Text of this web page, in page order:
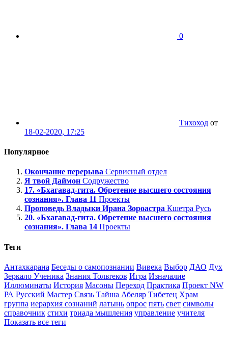
0
Тихоход от
18-02-2020, 17:25
Популярное
Окончание перерыва Сервисный отдел
Я твой Даймон Содружество
17. «Бхагавад-гита. Обретение высшего состояния
сознания». Глава 11 Проекты
Проповедь Владыки Ирана Зороастра Кшетра Русь
20. «Бхагавад-гита. Обретение высшего состояния
сознания». Глава 14 Проекты
Теги
Антахкарана Беседы о самопознании Вивека Выбор ДАО Дух
Зеркало Ученика Знания Тольтеков Игра Изначалие
Иллюминаты История Масоны Переход Практика Проект NW
РА Русский Мастер Связь Тайша Абеляр Тибетец Храм
группа иерархия сознаний латынь опрос пять свет символы
справочник стихи триада мышления управление учителя
Показать все теги